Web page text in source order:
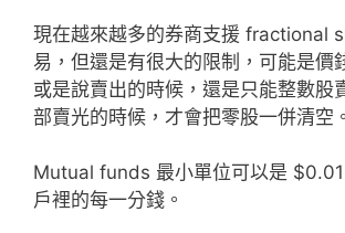
現在越來越多的券商支援 fractional
易，但還是有很大的限制，可能是價
或是說賣出的時候，還是只能整數股
部賣光的時候，才會把零股一併清空。
Mutual funds 最小單位可以是
戶裡的每一分錢。